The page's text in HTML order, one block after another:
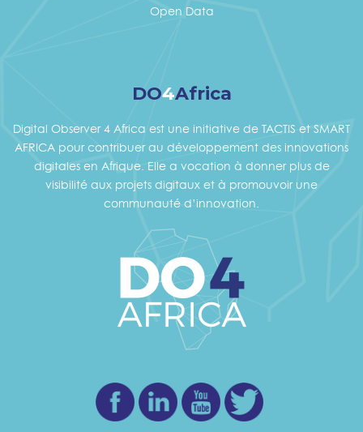
Open Data
DO4Africa
Digital Observer 4 Africa est une initiative de TACTIS et SMART
AFRICA pour contribuer au développement des innovations
digitales en Afrique. Elle a vocation à donner plus de
visibilité aux projets digitaux et à promouvoir une
communauté d’innovation.
FacebookLinkedin Youtube